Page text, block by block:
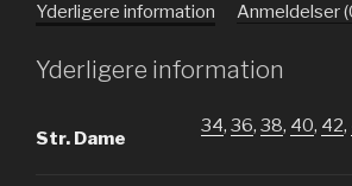
Yderligere information Anmeldelser
Yderligere information
Str. Dame
34, 36, 38, 40, 42,